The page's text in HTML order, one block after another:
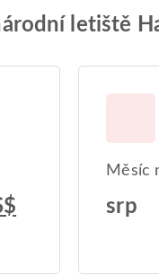
letiště
Měsíc
srp